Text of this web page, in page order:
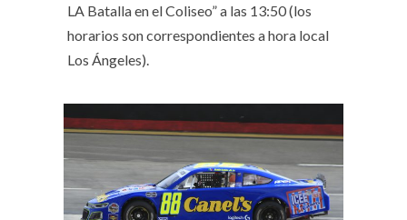
LA Batalla en el Coliseo” a las 13:50 (los
horarios son correspondientes a hora local
Los Ángeles).